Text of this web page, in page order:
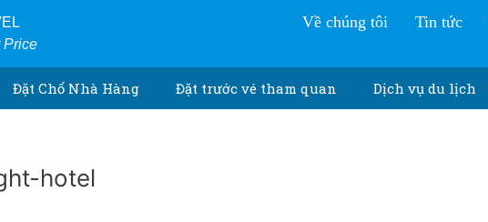
Price
Về chúng tôi Tin tức
Đặt Chổ Nhà Hàng Đặt trước vé tham quan Dịch vụ du lịch
hotel